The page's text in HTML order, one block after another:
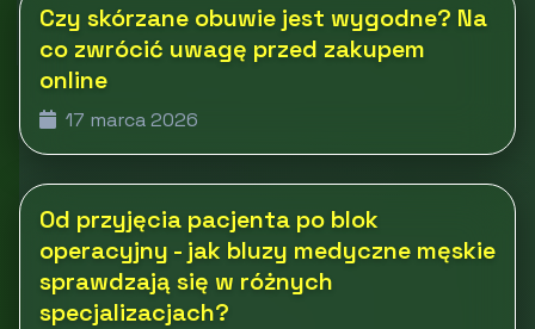
Czy skórzane obuwie jest wygodne? Na
co zwrócić uwagę przed zakupem
online
17 marca 2026
Od przyjęcia pacjenta po blok
operacyjny - jak bluzy medyczne męskie
sprawdzają się w różnych
specjalizacjach?